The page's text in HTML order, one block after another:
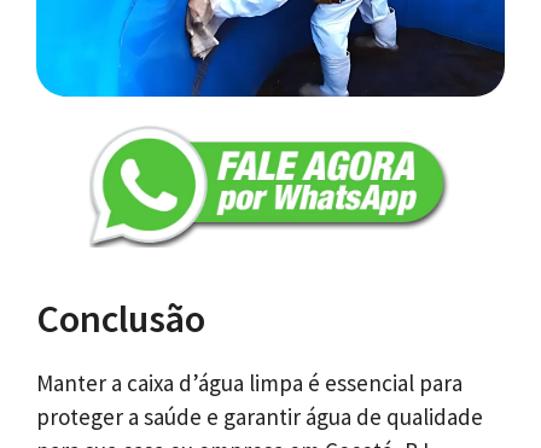
Conclusão
Manter a caixa d’água limpa é essencial para
proteger a saúde e garantir água de qualidade